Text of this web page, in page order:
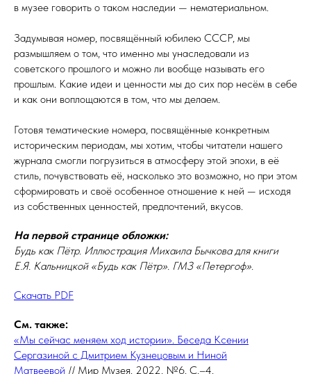
в музее говорить о таком наследии — нематериальном.
Задумывая номер, посвящённый юбилею СССР, мы
размышляем о том, что именно мы унаследовали из
советского прошлого и можно ли вообще называть его
прошлым. Какие идеи и ценности мы до сих пор несём в себе
и как они воплощаются в том, что мы делаем.
Готовя тематические номера, посвящённые конкретным
историческим периодам, мы хотим, чтобы читатели нашего
журнала смогли погрузиться в атмосферу этой эпохи, в её
стиль, почувствовать её, насколько это возможно, но при этом
сформировать и своё особенное отношение к ней — исходя
из собственных ценностей, предпочтений, вкусов.
На первой странице обложки:
Будь как Пётр. Иллюстрация Михаила Бычкова для книги
Е.Я. Кальницкой «Будь как Пётр». ГМЗ «Петергоф».
Скачать PDF
См. также:
«Мы сейчас меняем ход истории». Беседа Ксении
Сергазиной с Дмитрием Кузнецовым и Ниной
Матвеевой // Мир Музея. 2022. №6. С.–4.